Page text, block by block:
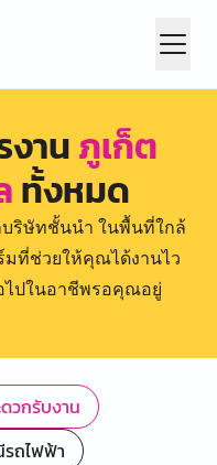
านภูเก็ต
ทั้งหมด
ริษัทชั้นนำ ในพื้นที่ใกล้
ที่ช่วยให้คุณได้งานไว
ไปในอาชีพรอคุณอยู่
วกรับงาน
ถไฟฟ้า